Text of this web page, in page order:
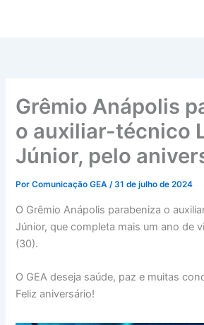
Grêmio Anápolis
o auxiliar-técnico
Júnior, pelo
PorComunicação GEA/31 de julho de 2024
O Grêmio Anápolis parabeniza o
Júnior, que completa mais um ano de
(30).
O GEA deseja saúde, paz e muitas
Feliz aniversário!